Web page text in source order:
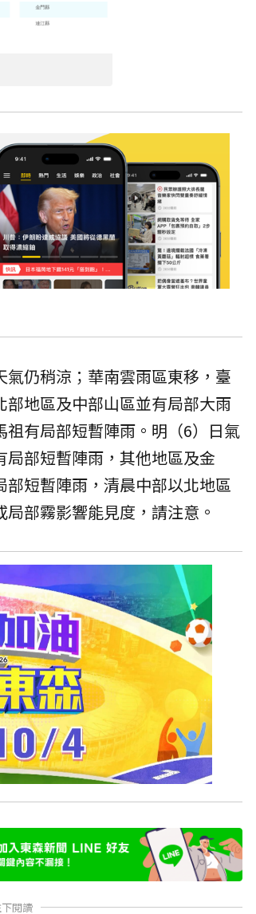
仍稍涼；華南雲雨區東移，臺
地區及中部山區並有局部大雨
有局部短暫陣雨。明（6）日氣
部短暫陣雨，其他地區及金
短暫陣雨，清晨中部以北地區
部霧影響能見度，請注意。
閱讀